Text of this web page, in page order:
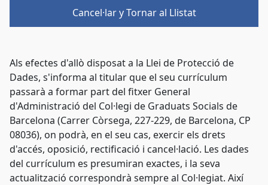
Cancel·lar y Tornar al Llistat
Als efectes d'allò disposat a la Llei de Protecció de
Dades, s'informa al titular que el seu currículum
passarà a formar part del fitxer General
d'Administració del Col·legi de Graduats Socials de
Barcelona (Carrer Còrsega, 227-229, de Barcelona, CP
08036), on podrà, en el seu cas, exercir els drets
d'accés, oposició, rectificació i cancel·lació. Les dades
del currículum es presumiran exactes, i la seva
actualització correspondrà sempre al Col·legiat. Així